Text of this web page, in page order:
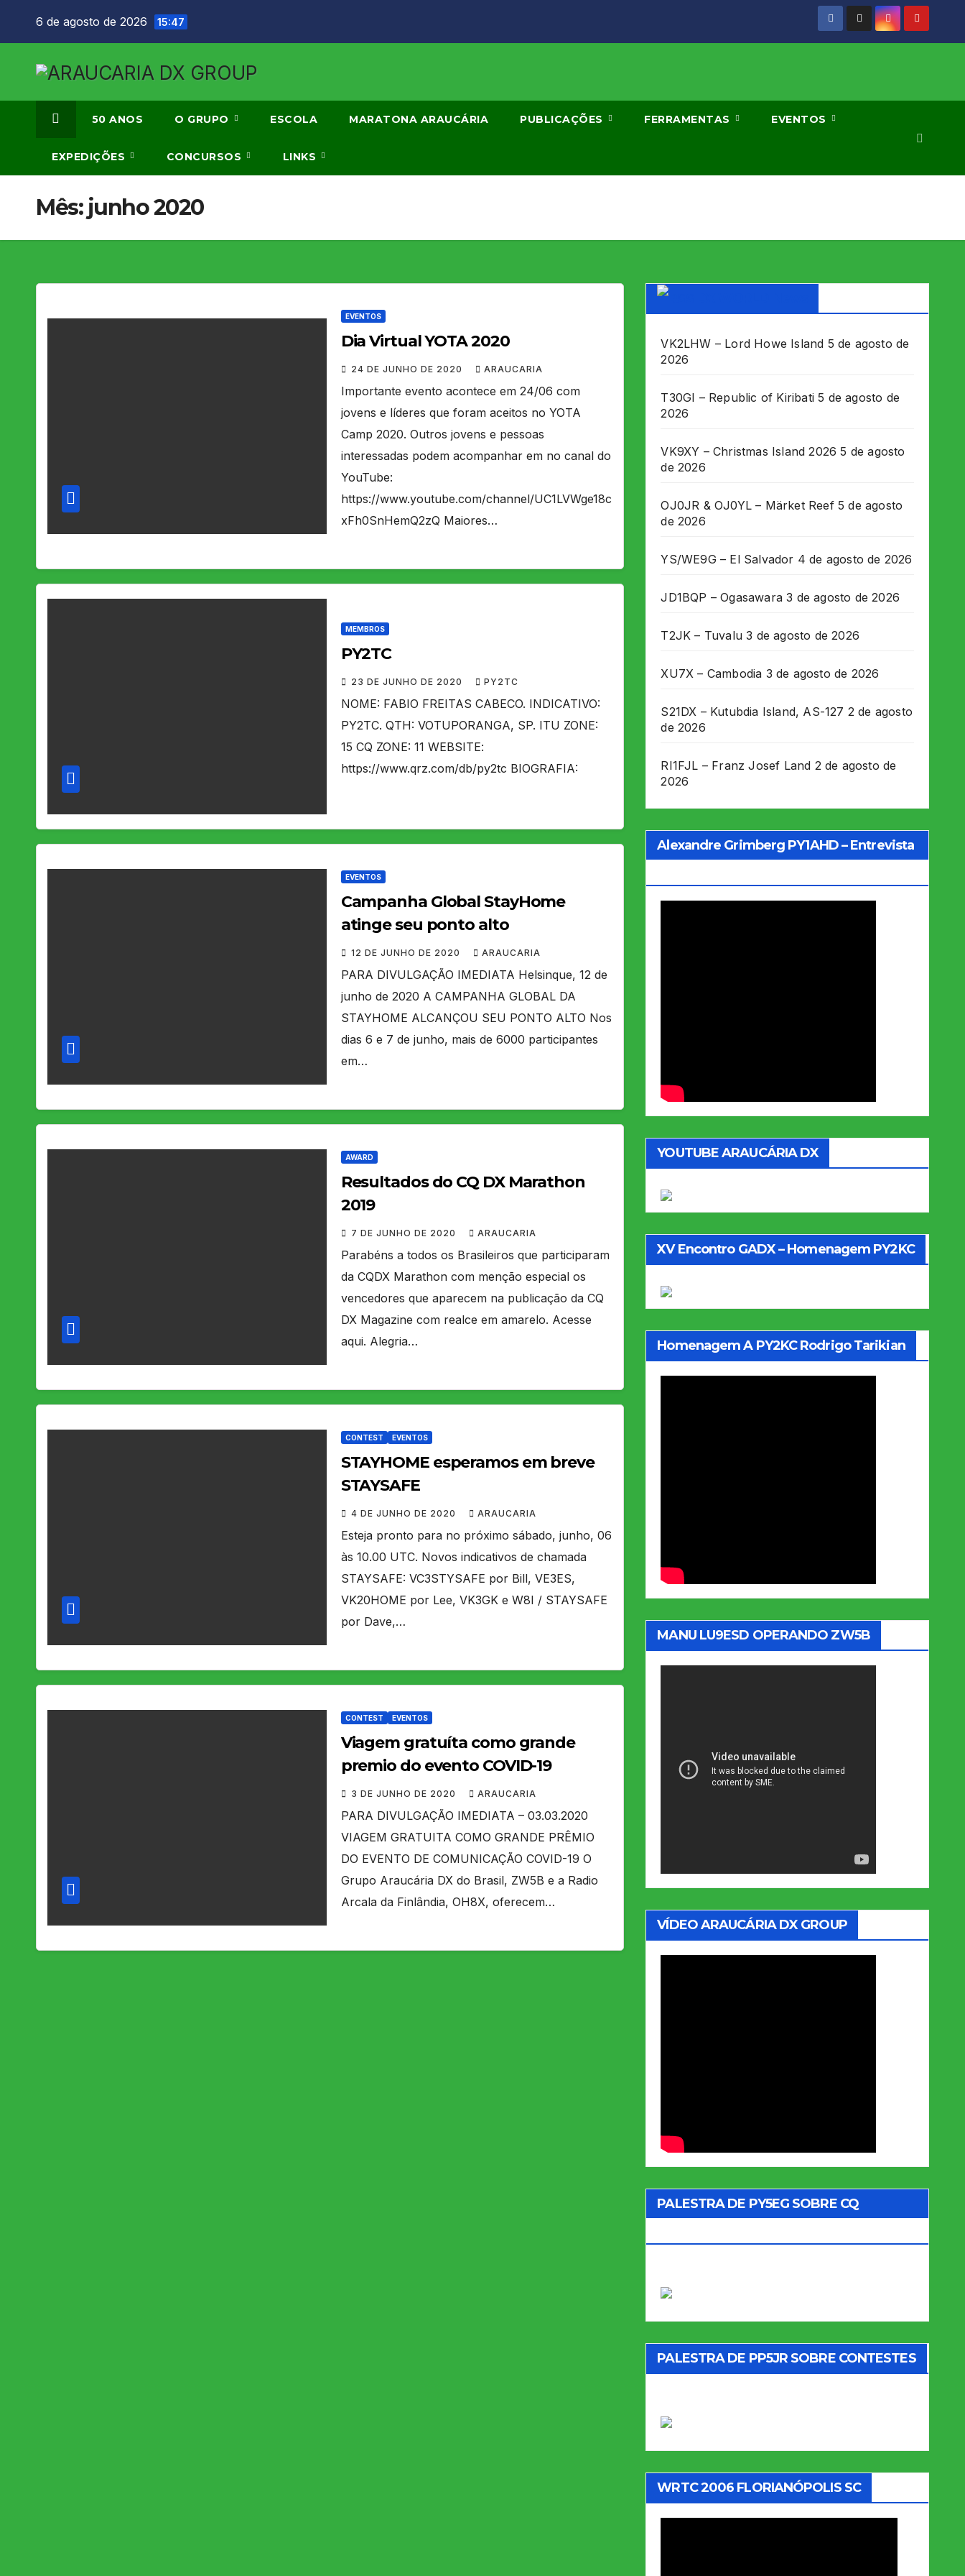
6 de agosto de 2026 15:47
50 ANOS O GRUPO ESCOLA MARATONA ARAUCÁRIA PUBLICAÇÕES FERRAMENTAS EVENTOS
EXPEDIÇÕES CONCURSOS LINKS
Mês: junho 2020
EVENTOS
Dia Virtual YOTA 2020
24 DE JUNHO DE 2020 ARAUCARIA
Importante evento acontece em 24/06 com
jovens e líderes que foram aceitos no YOTA
Camp 2020. Outros jovens e pessoas
interessadas podem acompanhar em no canal do
YouTube:
https://www.youtube.com/channel/UC1LVWge18c
xFh0SnHemQ2zQ Maiores…
MEMBROS
PY2TC
23 DE JUNHO DE 2020 PY2TC
NOME: FABIO FREITAS CABECO. INDICATIVO:
PY2TC. QTH: VOTUPORANGA, SP. ITU ZONE:
15 CQ ZONE: 11 WEBSITE:
https://www.qrz.com/db/py2tc BIOGRAFIA:
EVENTOS
Campanha Global StayHome
atinge seu ponto alto
12 DE JUNHO DE 2020 ARAUCARIA
PARA DIVULGAÇÃO IMEDIATA Helsinque, 12 de
junho de 2020 A CAMPANHA GLOBAL DA
STAYHOME ALCANÇOU SEU PONTO ALTO Nos
dias 6 e 7 de junho, mais de 6000 participantes
em…
AWARD
Resultados do CQ DX Marathon
2019
7 DE JUNHO DE 2020 ARAUCARIA
Parabéns a todos os Brasileiros que participaram
da CQDX Marathon com menção especial os
vencedores que aparecem na publicação da CQ
DX Magazine com realce em amarelo. Acesse
aqui. Alegria…
CONTEST EVENTOS
STAYHOME esperamos em breve
STAYSAFE
4 DE JUNHO DE 2020 ARAUCARIA
Esteja pronto para no próximo sábado, junho, 06
às 10.00 UTC. Novos indicativos de chamada
STAYSAFE: VC3STYSAFE por Bill, VE3ES,
VK20HOME por Lee, VK3GK e W8I / STAYSAFE
por Dave,…
CONTEST EVENTOS
Viagem gratuíta como grande
premio do evento COVID-19
3 DE JUNHO DE 2020 ARAUCARIA
PARA DIVULGAÇÃO IMEDIATA – 03.03.2020
VIAGEM GRATUITA COMO GRANDE PRÊMIO
DO EVENTO DE COMUNICAÇÃO COVID-19 O
Grupo Araucária DX do Brasil, ZW5B e a Radio
Arcala da Finlândia, OH8X, oferecem…
VK2LHW – Lord Howe Island 5 de agosto de
2026
T30GI – Republic of Kiribati 5 de agosto de
2026
VK9XY – Christmas Island 2026 5 de agosto
de 2026
OJ0JR & OJ0YL – Märket Reef 5 de agosto
de 2026
YS/WE9G – El Salvador 4 de agosto de 2026
JD1BQP – Ogasawara 3 de agosto de 2026
T2JK – Tuvalu 3 de agosto de 2026
XU7X – Cambodia 3 de agosto de 2026
S21DX – Kutubdia Island, AS-127 2 de agosto
de 2026
RI1FJL – Franz Josef Land 2 de agosto de
2026
Alexandre Grimberg PY1AHD – Entrevista
YOUTUBE ARAUCÁRIA DX
XV Encontro GADX – Homenagem PY2KC
Homenagem A PY2KC Rodrigo Tarikian
MANU LU9ESD OPERANDO ZW5B
VÍDEO ARAUCÁRIA DX GROUP
PALESTRA DE PY5EG SOBRE CQ
PALESTRA DE PP5JR SOBRE CONTESTES
WRTC 2006 FLORIANÓPOLIS SC